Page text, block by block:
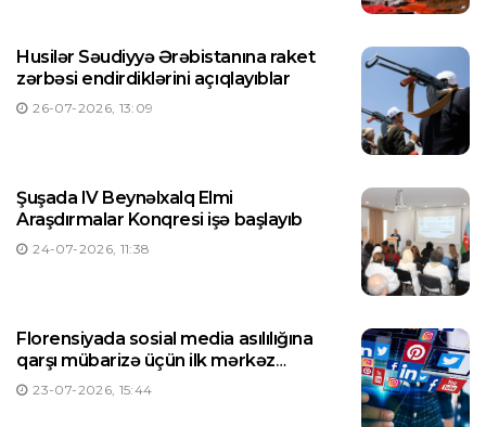
Husilər Səudiyyə Ərəbistanına raket
zərbəsi endirdiklərini açıqlayıblar
26-07-2026, 13:09
Şuşada IV Beynəlxalq Elmi
Araşdırmalar Konqresi işə başlayıb
24-07-2026, 11:38
Florensiyada sosial media asılılığına
qarşı mübarizə üçün ilk mərkəz
yaradılıb
23-07-2026, 15:44